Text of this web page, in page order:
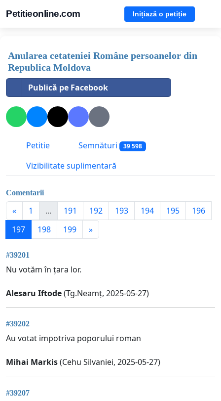
Petitieonline.com Inițiază o petiție
Anularea cetateniei Române persoanelor din
Republica Moldova
Publică pe Facebook
Petitie Semnături 39 598
Vizibilitate suplimentară
Comentarii
« 1 ... 191 192 193 194 195
196
197
198 199 »
#39201
Nu votăm în țara lor.
Alesaru Iftode(Tg.Neamț, 2025-05-27)
#39202
Au votat impotriva poporului roman
Mihai Markis(Cehu Silvaniei, 2025-05-27)
#39207